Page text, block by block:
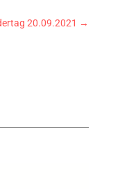
20.09.2021 →